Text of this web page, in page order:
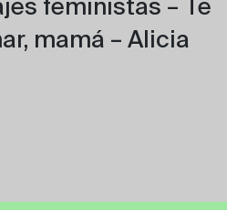
feministas – Te
mamá – Alicia